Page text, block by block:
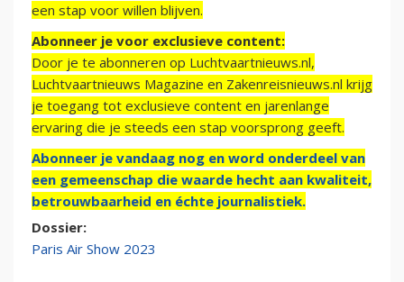
een stap voor willen blijven.
Abonneer je voor exclusieve content:
Door je te abonneren op Luchtvaartnieuws.nl,
Luchtvaartnieuws Magazine en Zakenreisnieuws.nl krijg
je toegang tot exclusieve content en jarenlange
ervaring die je steeds een stap voorsprong geeft.
Abonneer je vandaag nog en word onderdeel van
een gemeenschap die waarde hecht aan kwaliteit,
betrouwbaarheid en échte journalistiek.
Dossier:
Paris Air Show 2023